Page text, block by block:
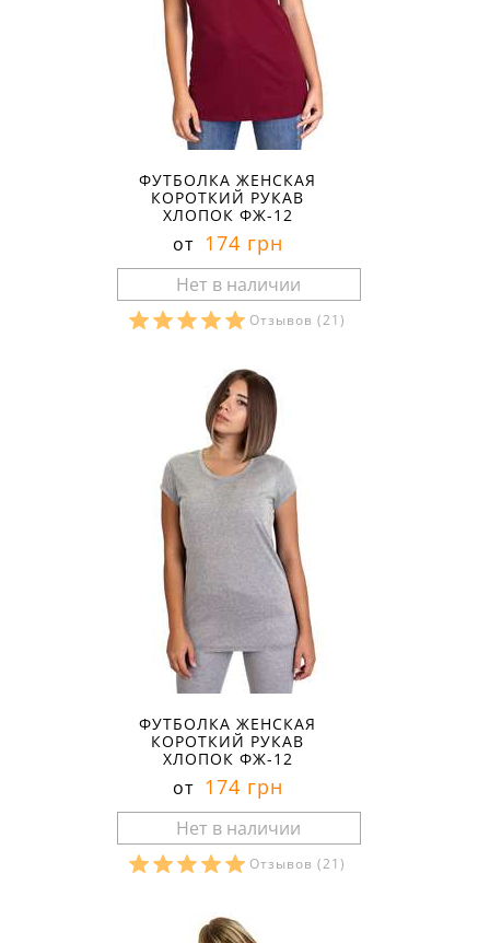
ФУТБОЛКА ЖЕНСКАЯ
КОРОТКИЙ РУКАВ
ХЛОПОК ФЖ-12
от 174 грн
Отзывов (21)
ФУТБОЛКА ЖЕНСКАЯ
КОРОТКИЙ РУКАВ
ХЛОПОК ФЖ-12
от 174 грн
Отзывов (21)